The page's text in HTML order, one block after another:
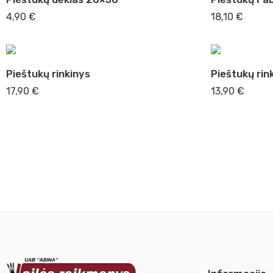
8 B
4,90 € 18,10 €
Pieštukų rinkinys
17,90 €
Pieštukų
13,90 €